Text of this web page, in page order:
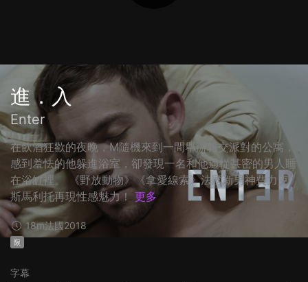
進．入
Enter
在飲酒狂歡的夜晚，M隨機來到一間舉辦雜交派對的公寓，
感到羞怯的他躲進浴室，卻發現一名和他過從甚密的男人睡
在浴缸裡。 《野放動物》《拿愛線索》法國新男神費力克
斯馬利托再現性感魅力！ 更多
18m法國2018
限
字幕